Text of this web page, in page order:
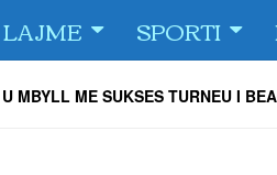
to
content
LAJME SPORTI
Kush është Tre Fiori, kundërshtar i